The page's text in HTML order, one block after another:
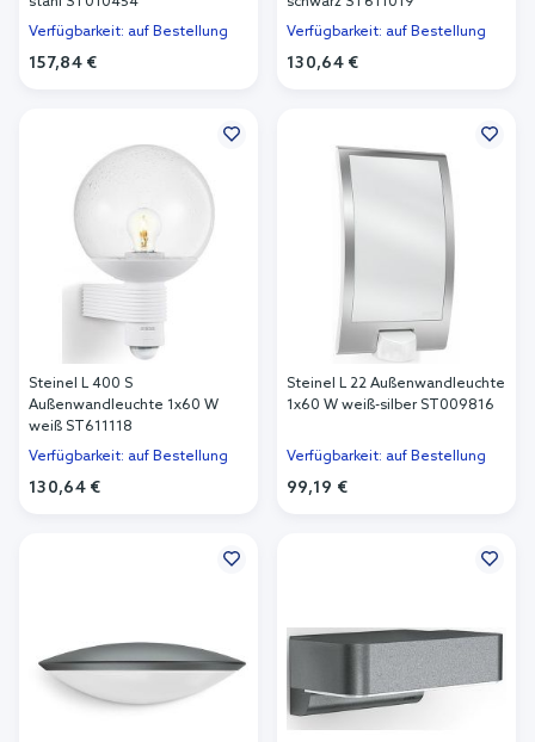
Verfügbarkeit: auf Bestellung
157,84 €
Verfügbarkeit: auf Bestellung
130,64 €
Steinel L 400 S
Außenwandleuchte 1x60 W
weiß ST611118
Verfügbarkeit: auf Bestellung
130,64 €
Steinel L 22 Außenwandleuchte
1x60 W weiß-silber ST009816
Verfügbarkeit: auf Bestellung
99,19 €